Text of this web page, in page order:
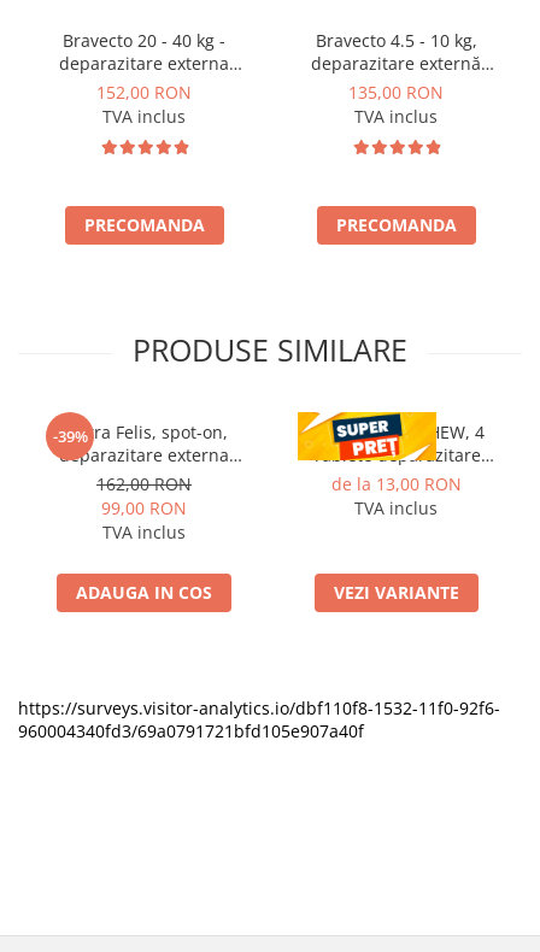
Bravecto 20 - 40 kg -
deparazitare externa
pentru caini
152,00 RON
TVA inclus
PRECOMANDA
Bravecto 4.5 - 10 kg,
deparazitare externă
pentru câini
135,00 RON
TVA inclus
PRECOMANDA
PRODUSE SIMILARE
-39%
Vectra Felis, spot-on,
deparazitare externa
pentru pisici, 3 pipete
162,00 RON
99,00 RON
TVA inclus
ADAUGA IN COS
CESTAL PLUS CHEW, 4
Tablete deparazitare
interna pentru caini
de la 13,00 RON
TVA inclus
VEZI VARIANTE
https://surveys.visitor-analytics.io/dbf110f8-1532-11f0-92f6-
960004340fd3/69a0791721bfd105e907a40f